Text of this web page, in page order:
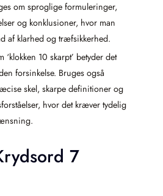
om sproglige formuleringer,
og konklusioner, hvor man
af klarhed og træfsikkerhed.
‘klokken 10 skarpt’ betyder det
forsinkelse. Bruges også
skel, skarpe definitioner og
hvor det kræver tydelig
7